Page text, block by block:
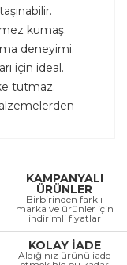
kumaş.
deneyimi.
için ideal.
tutmaz.
KAMPANYALI
ÜRÜNLER
Birbirinden farklı
marka ve ürünler için
indirimli fiyatlar
KOLAY İADE
Aldığınız ürünü iade